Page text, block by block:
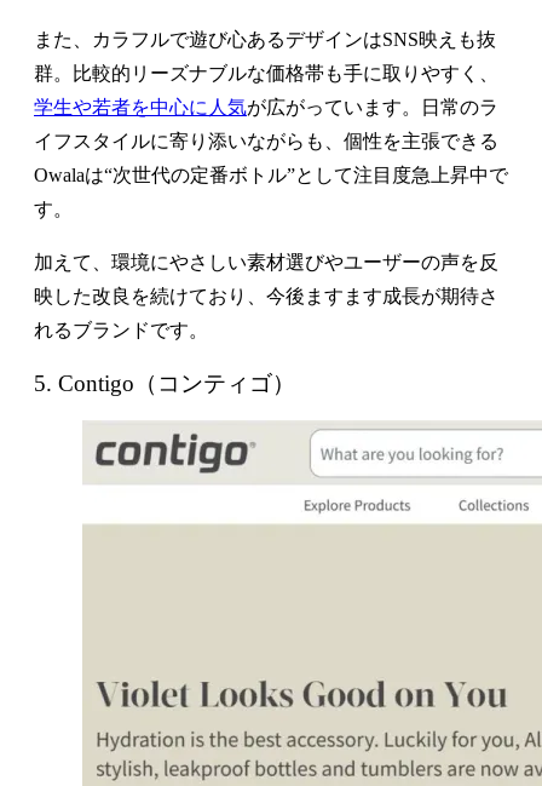
また、カラフルで遊び心あるデザインはSNS映えも抜
群。比較的リーズナブルな価格帯も手に取りやすく、
学生や若者を中心に人気が広がっています。日常のラ
イフスタイルに寄り添いながらも、個性を主張できる
Owalaは“次世代の定番ボトル”として注目度急上昇中で
す。
加えて、環境にやさしい素材選びやユーザーの声を反
映した改良を続けており、今後ますます成長が期待さ
れるブランドです。
5. Contigo（コンティゴ）